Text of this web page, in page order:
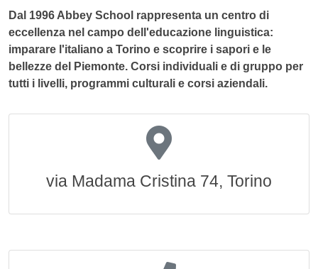
Dal 1996 Abbey School rappresenta un centro di
eccellenza nel campo dell'educazione linguistica:
imparare l'italiano a Torino e scoprire i sapori e le
bellezze del Piemonte. Corsi individuali e di gruppo per
tutti i livelli, programmi culturali e corsi aziendali.
via Madama Cristina 74, Torino